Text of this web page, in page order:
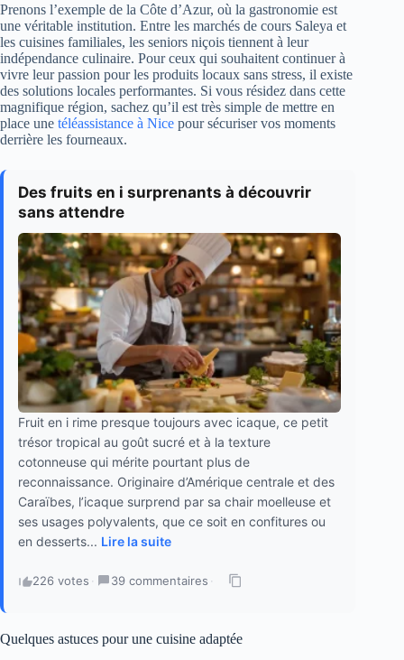
Prenons l’exemple de la Côte d’Azur, où la gastronomie est
une véritable institution. Entre les marchés de cours Saleya et
les cuisines familiales, les seniors niçois tiennent à leur
indépendance culinaire. Pour ceux qui souhaitent continuer à
vivre leur passion pour les produits locaux sans stress, il existe
des solutions locales performantes. Si vous résidez dans cette
magnifique région, sachez qu’il est très simple de mettre en
place une téléassistance à Nice pour sécuriser vos moments
derrière les fourneaux.
Des fruits en i surprenants à découvrir
sans attendre
Fruit en i rime presque toujours avec icaque, ce petit
trésor tropical au goût sucré et à la texture
cotonneuse qui mérite pourtant plus de
reconnaissance. Originaire d’Amérique centrale et des
Caraïbes, l’icaque surprend par sa chair moelleuse et
ses usages polyvalents, que ce soit en confitures ou
en desserts... Lire la suite
226 votes · 39 commentaires ·
Quelques astuces pour une cuisine adaptée